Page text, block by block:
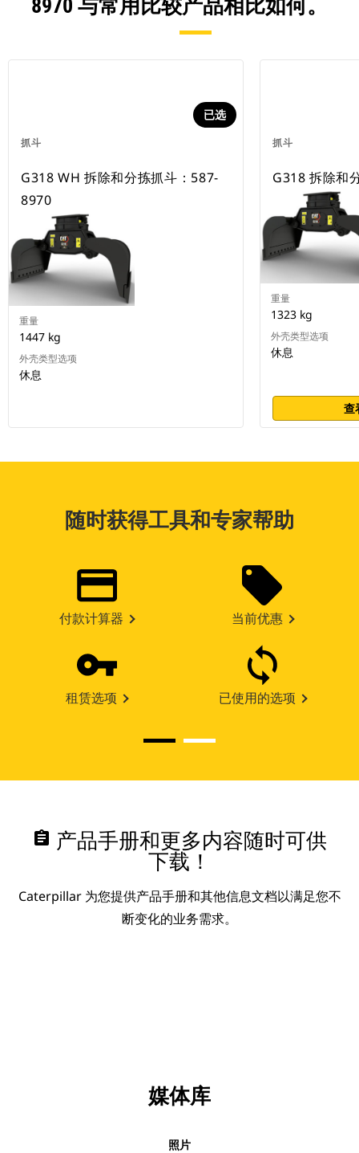
8970 与常用比较产品相比如何。
抓斗
已选
G318 WH 拆除和分拣抓斗：587-
8970
重量
1447 kg
外壳类型选项
休息
抓斗
G318 拆除和
重量
1323 kg
外壳类型选项
休息
查
随时获得工具和专家帮助
付款计算器 当前优惠
租赁选项 已使用的选项
assignment 产品手册和更多内容随时可供
下载！
Caterpillar 为您提供产品手册和其他信息文档以满足您不
断变化的业务需求。
媒体库
照片